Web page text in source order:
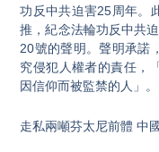
功反中共迫害25周年。
推，紀念法輪功反中共
20號的聲明。聲明承諾
究侵犯人權者的責任，
因信仰而被監禁的人」。
走私兩噸芬太尼前體 中